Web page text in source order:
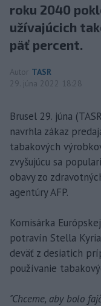
roku 2040
užívajúcich
päť percent.
Autor TASR
29. júna 2022 18:28
Brusel 29. júna
navrhla zákaz
tabakových
zvyšujúcu sa
obavy zo
agentúry AFP.
Komisárka
potravín Stella
deväť z desiatich
používanie
"Chceme, aby bolo